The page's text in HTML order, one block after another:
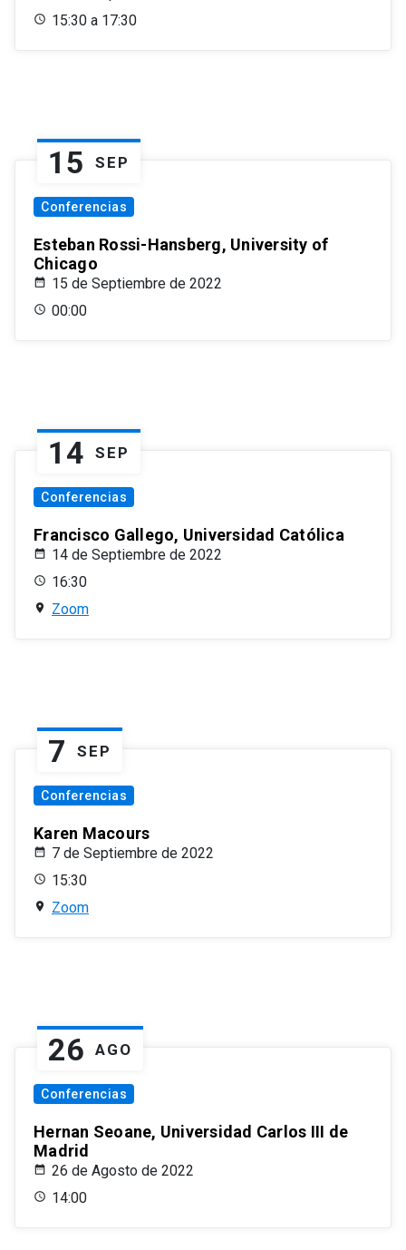
15:30 a 17:30
15 SEP
Conferencias
Esteban Rossi-Hansberg, University of
Chicago
15 de Septiembre de 2022
00:00
14 SEP
Conferencias
Francisco Gallego, Universidad Católica
14 de Septiembre de 2022
16:30
Zoom
7 SEP
Conferencias
Karen Macours
7 de Septiembre de 2022
15:30
Zoom
26 AGO
Conferencias
Hernan Seoane, Universidad Carlos III de
Madrid
26 de Agosto de 2022
14:00